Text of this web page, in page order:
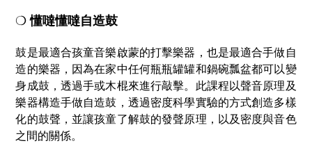
❍懂噠懂噠自造鼓
鼓是最適合孩童音樂啟蒙的打擊樂器，也是最適合手做自
造的樂器，因為在家中任何瓶瓶罐罐和鍋碗瓢盆都可以變
身成鼓，透過手或木棍來進行敲擊。此課程以聲音原理及
樂器構造手做自造鼓，透過密度科學實驗的方式創造多樣
化的鼓聲，並讓孩童了解鼓的發聲原理，以及密度與音色
之間的關係。